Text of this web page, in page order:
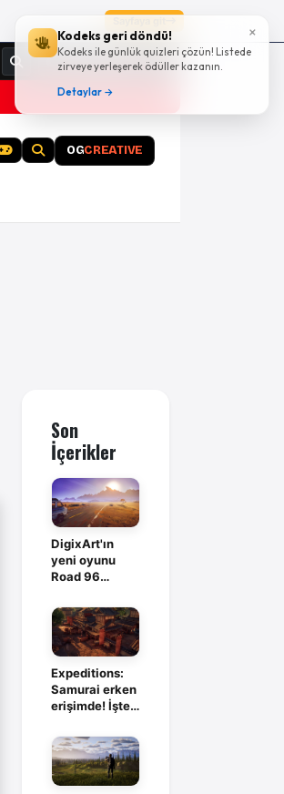
×
Kodeks geri döndü!
Kodeks ile günlük quizleri çözün! Listede
zirveye yerleşerek ödüller kazanın.
Detaylar →
Giriş Yap
OGCREATIVE
Son
İçerikler
DigixArt'ın
yeni oyunu
Road 96
geçecek
Expeditions:
Samurai erken
erişimde! İşte